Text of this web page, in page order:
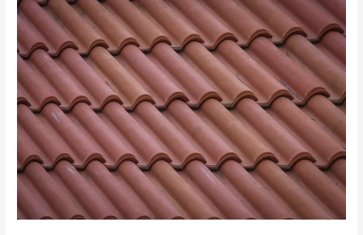
Pentingnya
Perawatan
Atap
Rumah
dan
Cara
Melakukannya
dengan
Benar